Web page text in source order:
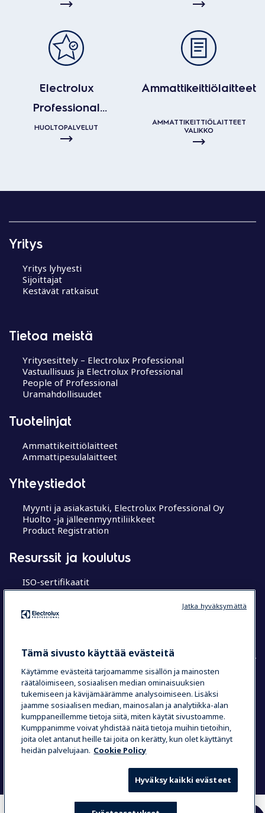
Electrolux
Professional
huoltopalvelut
HUOLTOPALVELUT
Ammattikeittiölaitteet
AMMATTIKEITTIÖLAITTEET
VALIKKO
Yritys
Yritys lyhyesti
Sijoittajat
Kestävät ratkaisut
Tietoa meistä
Yritysesittely – Electrolux Professional
Vastuullisuus ja Electrolux Professional
People of Professional
Uramahdollisuudet
Tuotelinjat
Ammattikeittiölaitteet
Ammattipesulalaitteet
Yhteystiedot
Myynti ja asiakastuki, Electrolux Professional Oy
Huolto -ja jälleenmyyntiliikkeet
Product Registration
Resurssit ja koulutus
ISO-sertifikaatit
MyProfessional
Chef’s Hub
COUNTRY AND LANGUAGE
VALINTASI: SUOMI
Data Privacy Statement
Käyttöehdot
Tämä sivusto käyttää evästeitä
Käytämme evästeitä tarjoamamme sisällön ja mainosten
räätälöimiseen, sosiaalisen median ominaisuuksien
tukemiseen ja kävijämäärämme analysoimiseen. Lisäksi
jaamme sosiaalisen median, mainosalan ja analytiikka-alan
kumppaneillemme tietoja siitä, miten käytät sivustoamme.
Kumppanimme voivat yhdistää näitä tietoja muihin tietoihin,
joita olet antanut heille tai joita on kerätty, kun olet käyttänyt
heidän palvelujaan. Cookie Policy
Hyväksy kaikki evästeet
Jatka hyväksymättä